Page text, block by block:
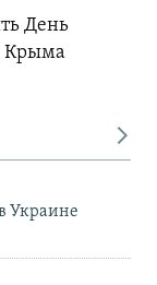
День
Крыма
Украине